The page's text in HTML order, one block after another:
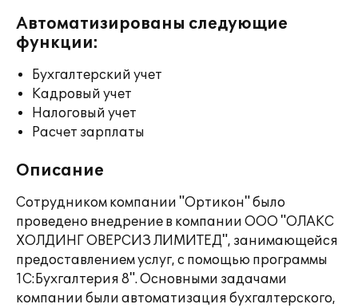
Автоматизированы следующие
функции:
Бухгалтерский учет
Кадровый учет
Налоговый учет
Расчет зарплаты
Описание
Сотрудником компании "Ортикон" было
проведено внедрение в компании ООО "ОЛАКС
ХОЛДИНГ ОВЕРСИЗ ЛИМИТЕД", занимающейся
предоставлением услуг, с помощью программы
1С:Бухгалтерия 8". Основными задачами
компании были автоматизация бухгалтерского,